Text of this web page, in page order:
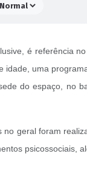
é referência
uma
do espaço, no
geral foram
psicossociais,